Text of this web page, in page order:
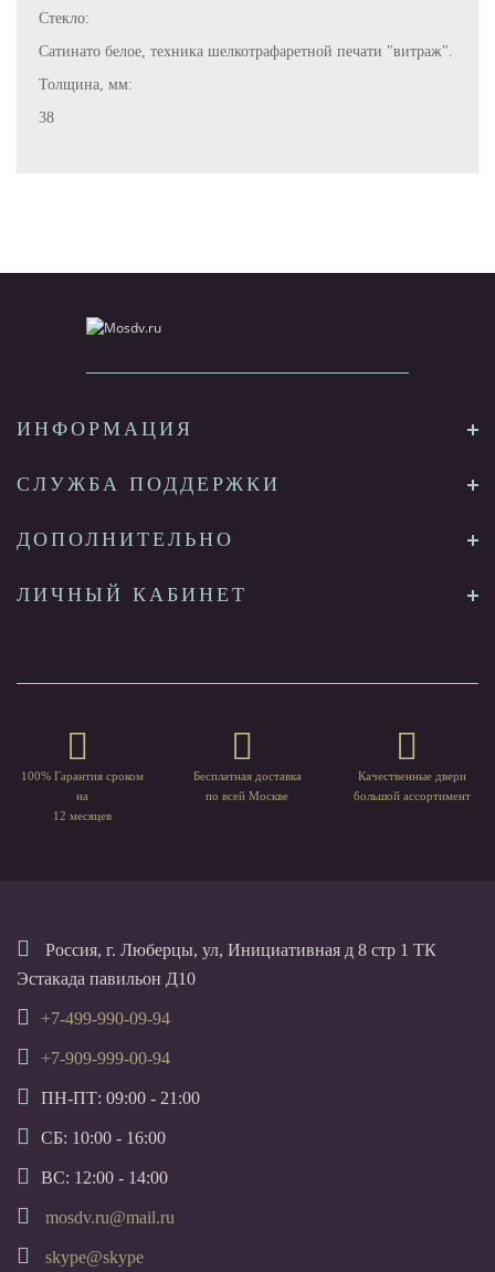
Стекло:
Сатинато белое, техника шелкотрафаретной печати "витраж".
Толщина, мм:
38
ИНФОРМАЦИЯ
СЛУЖБА ПОДДЕРЖКИ
ДОПОЛНИТЕЛЬНО
ЛИЧНЫЙ КАБИНЕТ
100% Гарантия сроком
на
12 месяцев
Бесплатная доставка
по всей Москве
Качественные двери
большой ассортимент
Россия, г. Люберцы, ул, Инициативная д 8 стр 1 ТК
Эстакада павильон Д10
+7-499-990-09-94
+7-909-999-00-94
ПН-ПТ: 09:00 - 21:00
СБ: 10:00 - 16:00
ВС: 12:00 - 14:00
mosdv.ru@mail.ru
skype@skype